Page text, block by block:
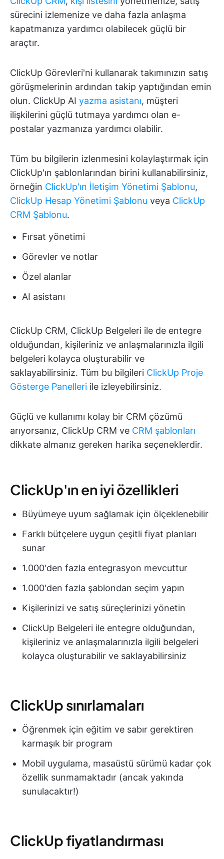
sürecini izlemenize ve daha fazla anlaşma
kapatmanıza yardımcı olabilecek güçlü bir
araçtır.
ClickUp Görevleri'ni kullanarak takımınızın satış
görüşmelerinin ardından takip yaptığından emin
olun. ClickUp AI yazma asistanı, müşteri
ilişkilerini güçlü tutmaya yardımcı olan e-
postalar yazmanıza yardımcı olabilir.
Tüm bu bilgilerin izlenmesini kolaylaştırmak için
ClickUp'ın şablonlarından birini kullanabilirsiniz,
örneğin ClickUp'ın İletişim Yönetimi Şablonu,
ClickUp Hesap Yönetimi Şablonu veya ClickUp
CRM Şablonu.
Fırsat yönetimi
Görevler ve notlar
Özel alanlar
AI asistanı
ClickUp CRM, ClickUp Belgeleri ile de entegre
olduğundan, kişileriniz ve anlaşmalarınızla ilgili
belgeleri kolayca oluşturabilir ve
saklayabilirsiniz. Tüm bu bilgileri ClickUp Proje
Gösterge Panelleri ile izleyebilirsiniz.
Güçlü ve kullanımı kolay bir CRM çözümü
arıyorsanız, ClickUp CRM ve CRM şablonları
dikkate almanız gereken harika seçeneklerdir.
ClickUp'ın en iyi özellikleri
Büyümeye uyum sağlamak için ölçeklenebilir
Farklı bütçelere uygun çeşitli fiyat planları
sunar
1.000'den fazla entegrasyon mevcuttur
1.000'den fazla şablondan seçim yapın
Kişilerinizi ve satış süreçlerinizi yönetin
ClickUp Belgeleri ile entegre olduğundan,
kişileriniz ve anlaşmalarınızla ilgili belgeleri
kolayca oluşturabilir ve saklayabilirsiniz
ClickUp sınırlamaları
Öğrenmek için eğitim ve sabır gerektiren
karmaşık bir program
Mobil uygulama, masaüstü sürümü kadar çok
özellik sunmamaktadır (ancak yakında
sunulacaktır!)
ClickUp fiyatlandırması